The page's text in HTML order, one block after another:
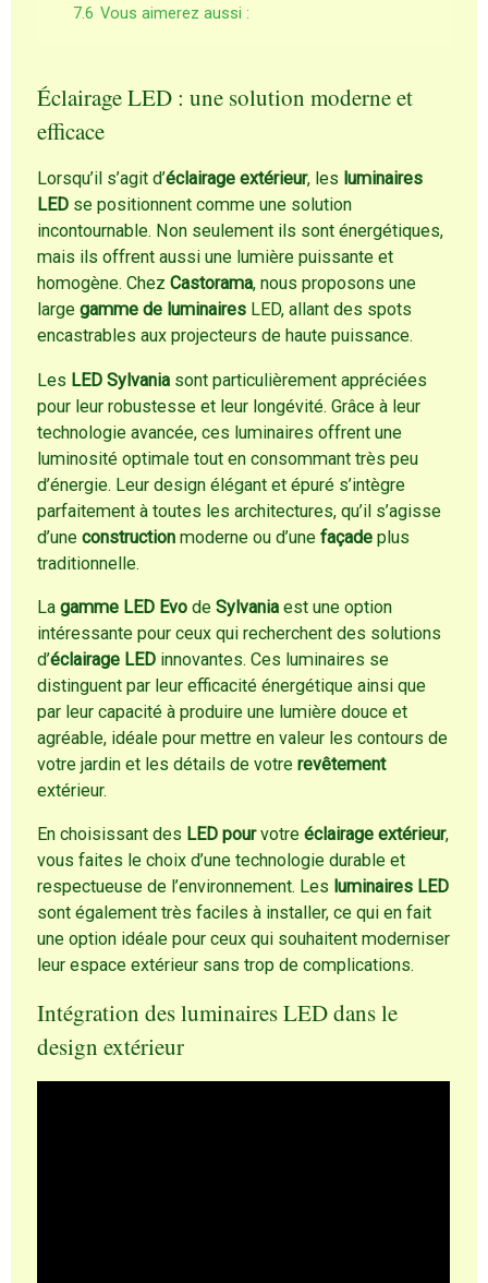
7.6 Vous aimerez aussi :
Éclairage LED : une solution moderne et
efficace
Lorsqu’il s’agit d’éclairage extérieur, les luminaires
LED se positionnent comme une solution
incontournable. Non seulement ils sont énergétiques,
mais ils offrent aussi une lumière puissante et
homogène. ChezCastorama, nous proposons une
largegamme de luminaires LED, allant des spots
encastrables aux projecteurs de haute puissance.
Les LED Sylvania sont particulièrement appréciées
pour leur robustesse et leur longévité. Grâce à leur
technologie avancée, ces luminaires offrent une
luminosité optimale tout en consommant très peu
d’énergie. Leur design élégant et épuré s’intègre
parfaitement à toutes les architectures, qu’il s’agisse
d’uneconstruction moderne ou d’unefaçade plus
traditionnelle.
Lagamme LED Evo deSylvania est une option
intéressante pour ceux qui recherchent des solutions
d’éclairage LED innovantes. Ces luminaires se
distinguent par leur efficacité énergétique ainsi que
par leur capacité à produire une lumière douce et
agréable, idéale pour mettre en valeur les contours de
votre jardin et les détails de votrerevêtement
extérieur.
En choisissant des LED pourvotreéclairage extérieur,
vous faites le choix d’une technologie durable et
respectueuse de l’environnement. Les luminaires LED
sont également très faciles à installer, ce qui en fait
une option idéale pour ceux qui souhaitent moderniser
leur espace extérieur sans trop de complications.
Intégration des luminaires LED dans le
design extérieur